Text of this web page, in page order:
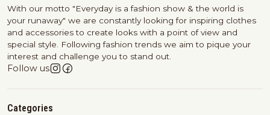
With our motto "Everyday is a fashion show & the world is
your runaway" we are constantly looking for inspiring clothes
and accessories to create looks with a point of view and
special style. Following fashion trends we aim to pique your
interest and challenge you to stand out.
Follow us
Categories